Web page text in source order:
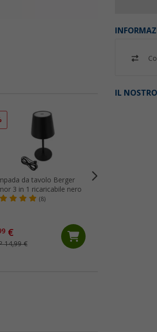
IL
da tavolo Berger
3 in 1 ricaricabile nero
(8)
€
14,99 €